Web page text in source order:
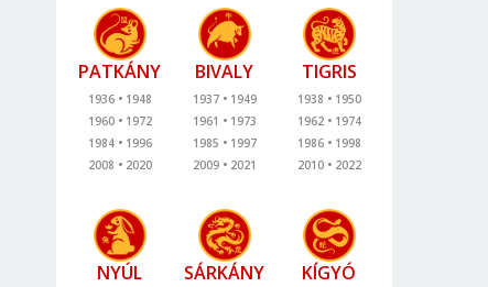
PATKÁNY
1936
1948
1960
1972
1984
1996
2008
2020
BIVALY
1937
1949
1961
1973
1985
1997
2009
2021
TIGRIS
1938
1950
1962
1974
1986
1998
2010
2022
NYÚL SÁRKÁNY KÍGYÓ